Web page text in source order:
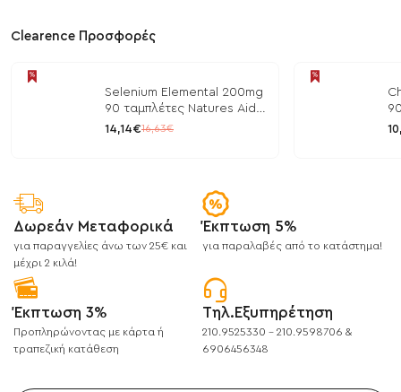
Clearence Προσφορές
Selenium Elemental 200mg
90 ταμπλέτες Natures Aid
/ Μέταλλα
14,14€16,63€
/
Δωρεάν Μεταφορικά
για παραγγελίες άνω των 25€ και
μέχρι 2 κιλά!
Έκπτωση 5%
για παραλαβές από το κατάστημα!
Έκπτωση 3%
Προπληρώνοντας με κάρτα ή
τραπεζική κατάθεση
Τηλ.Εξυπηρέτηση
210.9525330 - 210.9598706 &
6906456348